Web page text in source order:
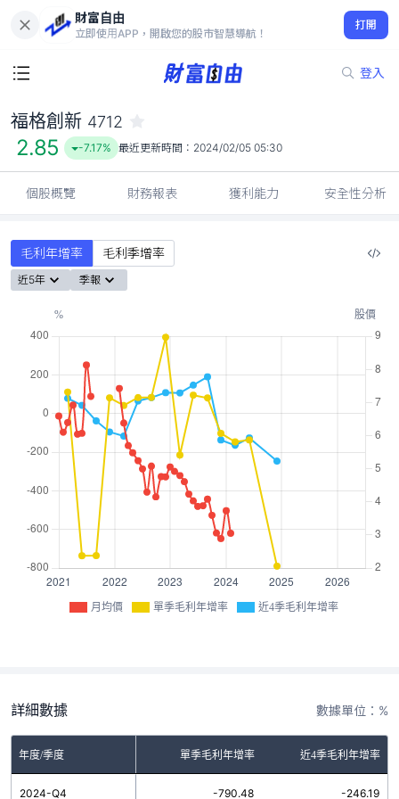
財富自由
立即使用APP，開啟您的股市智慧導航！
打開
登入
2.85
-7.17%
福格創新 4712
2.85 -7.17% 最近更新時間： 2024/02/05 05:30
個股概覽 財務報表 獲利能力 安全性分析
毛利年增率 毛利季增率
近5年 季報
月均價 單季毛利年增率 近4季毛利年增率
詳細數據 數據單位：%
年度/季度 單季毛利年增率 近4季毛利年增率
2024-Q4 -790.48 -246.19